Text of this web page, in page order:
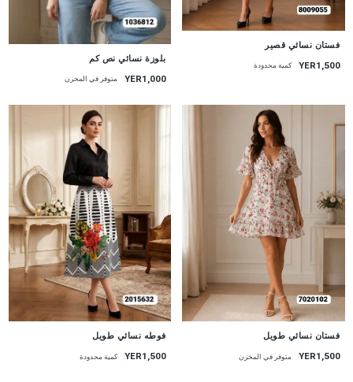
فستان نسائي قصير
YER1,500 كمية محدودة
بلوزة نسائي نص كم
YER1,000 متوفر في المخزن
جديد
فستان نسائي طويل
YER1,500 متوفر في المخزن
جديد
فوطه نسائي طويل
YER1,500 كمية محدودة